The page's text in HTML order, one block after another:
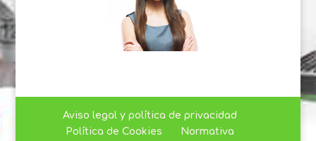
Aviso legal y política de privacidad
Política de Cookies
Normativa